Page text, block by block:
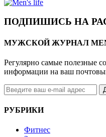
ПОДПИШИСЬ НА
МУЖСКОЙ ЖУРНАЛ
Регулярно самые полезные
информации на ваш
РУБРИКИ
Фитнес